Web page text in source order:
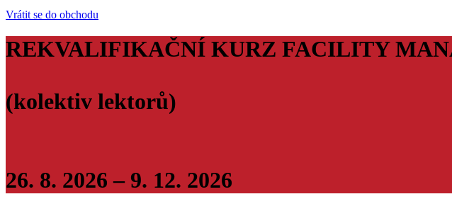
Vrátit se do obchodu
REKVALIFIKAČNÍ KURZ FACILITY
(kolektiv lektorů)
26. 8. 2026 – 9. 12. 2026